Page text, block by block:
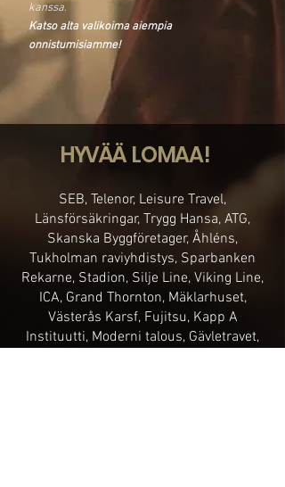
kanssa.
Katso alta valikoima aiempia
onnistumisiamme!
HYVÄÄ LOMAA!
SEB, Telenor, Leisure Travel,
Länsförsäkringar, Trygg Hansa, ATG,
Skanska Byggföretager, Åhléns,
Tukholman raviyhdistys, Sparbanken
Rekarne, Stadion, Silje Line, Viking Line,
ICA, Grand Thornton, Mäklarhuset,
Västerås Karsf, Fujitsu, Kapp A
Instituutti, Moderni talous, Gävletravet,